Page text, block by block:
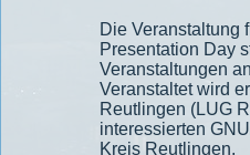
Die Veranstaltung
Presentation Day
Veranstaltungen
Veranstaltet wird
Reutlingen (LUG
interessierten
Kreis Reutlingen.